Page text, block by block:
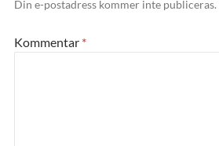
Din e-postadress kommer inte publiceras.
Kommentar *